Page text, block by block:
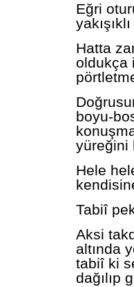
Eğri
Hatta
oldukça
boyu-
yüreğini
Hele
Tabiî
Aksi
altında
tabiî ki
dağılıp